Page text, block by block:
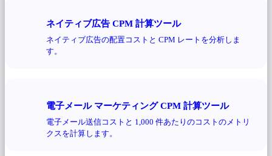
ネイティブ広告 CPM 計算ツール
ネイティブ広告の配置コストと CPM レートを分析しま
す。
電子メール マーケティング CPM 計算ツール
電子メール送信コストと 1,000 件あたりのコストのメトリ
クスを計算します。